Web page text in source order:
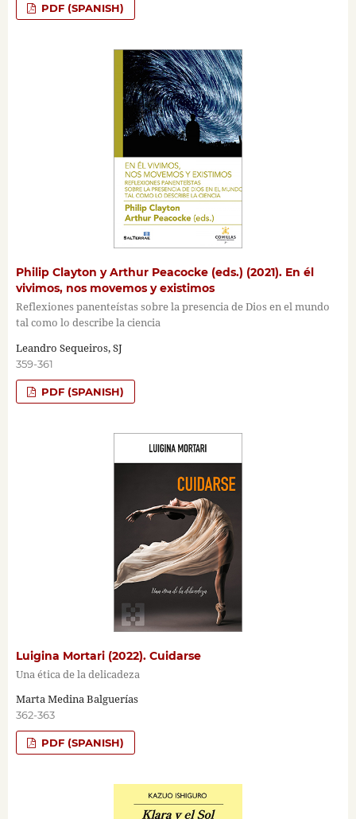
PDF (SPANISH)
Philip Clayton y Arthur Peacocke (eds.) (2021). En él
vivimos, nos movemos y existimos
Reflexiones panenteístas sobre la presencia de Dios en el mundo
tal como lo describe la ciencia
Leandro Sequeiros, SJ
359-361
PDF (SPANISH)
Luigina Mortari (2022). Cuidarse
Una ética de la delicadeza
Marta Medina Balguerías
362-363
PDF (SPANISH)